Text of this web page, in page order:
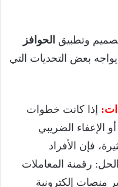
تصميم وتطبيق الحوافز
يواجه بعض التحديات التي
إذا كانت خطوات
الإعفاء الضريبي
فإن الأفراد
رقمنة المعاملات
منصات إلكترونية